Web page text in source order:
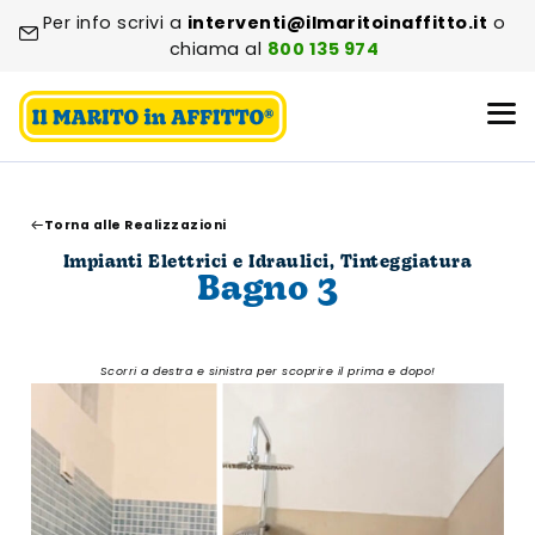
Per info scrivi a interventi@ilmaritoinaffitto.it o
chiama al 800 135 974
Torna alle Realizzazioni
Impianti Elettrici e Idraulici, Tinteggiatura
Bagno 3
Scorri a destra e sinistra per scoprire il prima e dopo!